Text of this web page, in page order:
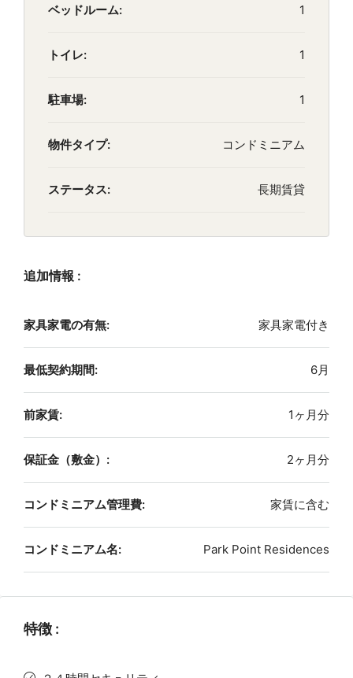
ベッドルーム: 1
トイレ: 1
駐車場: 1
物件タイプ: コンドミニアム
ステータス: 長期賃貸
追加情報 :
家具家電の有無: 家具家電付き
最低契約期間: 6月
前家賃: 1ヶ月分
保証金（敷金）: 2ヶ月分
コンドミニアム管理費: 家賃に含む
コンドミニアム名: Park Point Residences
特徴 :